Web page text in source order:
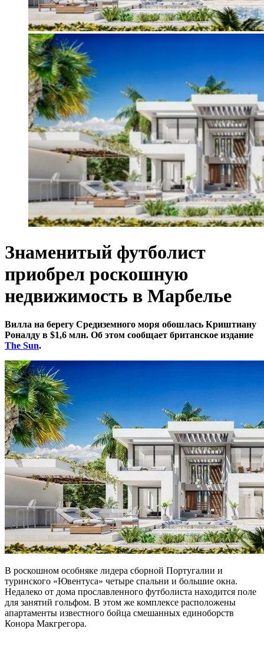
Знаменитый футболист
приобрел роскошную
недвижимость в Марбелье
Вилла на берегу Средиземного моря обошлась Криштиану
Роналду в $1,6 млн. Об этом сообщает британское издание
The Sun.
В роскошном особняке лидера сборной Португалии и
туринского «Ювентуса» четыре спальни и большие окна.
Недалеко от дома прославленного футболиста находится поле
для занятий гольфом. В этом же комплексе расположены
апартаменты известного бойца смешанных единоборств
Конора Макгрегора.